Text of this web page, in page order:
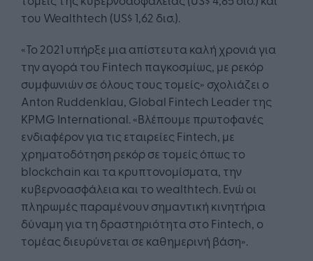
του Wealthtech (US$ 1,62 δισ.).
«Το 2021 υπήρξε μια απίστευτα καλή χρονιά για
την αγορά του Fintech παγκοσμίως, με ρεκόρ
συμφωνιών σε όλους τους τομείς» σχολιάζει ο
Anton Ruddenklau, Global Fintech Leader της
KPMG International. «Βλέπουμε πρωτοφανές
ενδιαφέρον για τις εταιρείες Fintech, με
χρηματοδότηση ρεκόρ σε τομείς όπως το
blockchain και τα κρυπτονομίσματα, την
κυβερνοασφάλεια και το wealthtech. Ενώ οι
πληρωμές παραμένουν σημαντική κινητήρια
δύναμη για τη δραστηριότητα στο Fintech, ο
τομέας διευρύνεται σε καθημερινή βάση».